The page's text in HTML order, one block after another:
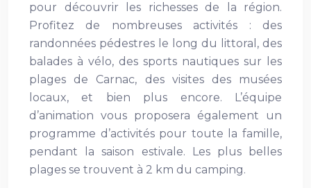
pour découvrir les richesses de la région.
Profitez de nombreuses activités : des
randonnées pédestres le long du littoral, des
balades à vélo, des sports nautiques sur les
plages de Carnac, des visites des musées
locaux, et bien plus encore. L’équipe
d’animation vous proposera également un
programme d’activités pour toute la famille,
pendant la saison estivale. Les plus belles
plages se trouvent à 2 km du camping.